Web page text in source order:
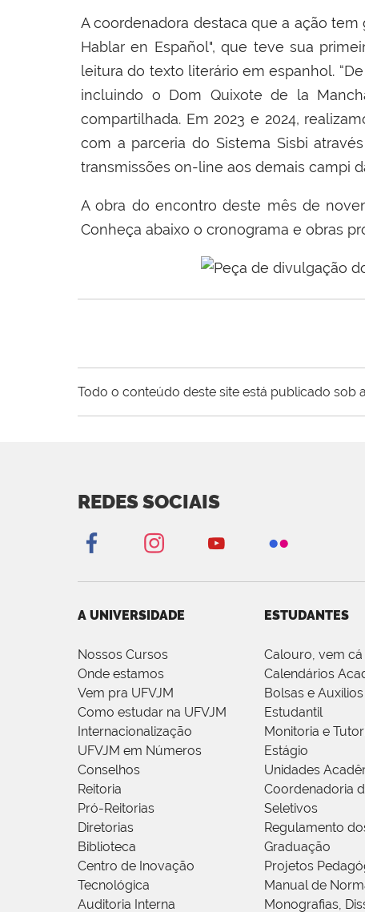
A coordenadora destaca que a ação
Hablar en Español", que teve sua
leitura do texto literário em espanhol.
incluindo o Dom Quixote de la
compartilhada. Em 2023 e 2024,
com a parceria do Sistema Sisbi
transmissões on-line aos demais campi
A obra do encontro deste mês de
Conheça abaixo o cronograma e obras
Todo o conteúdo deste site está publicado sob
REDES SOCIAIS
A UNIVERSIDADE
Nossos Cursos
Onde estamos
Vem pra UFVJM
Como estudar na UFVJM
Internacionalização
UFVJM em Números
Conselhos
Reitoria
Pró-Reitorias
Diretorias
Biblioteca
Centro de Inovação
Tecnológica
Auditoria Interna
ESTUDANTES
Calouro, vem cá
Calendários
Bolsas e
Estudantil
Monitoria e
Estágio
Unidades
Coordenadoria
Seletivos
Regulamento
Graduação
Projetos
Manual de
Monografias,